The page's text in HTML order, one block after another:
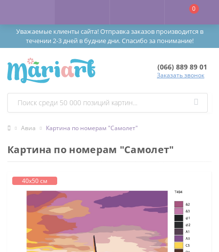
Уважаемые клиенты сайта! Отправка заказов производится в
течении 2-3 дней в будние дни. Спасибо за понимание!
0
(066) 889 89 01
Заказать звонок
Авиа Картина по номерам "Самолет"
Картина по номерам "Самолет"
40х50 см